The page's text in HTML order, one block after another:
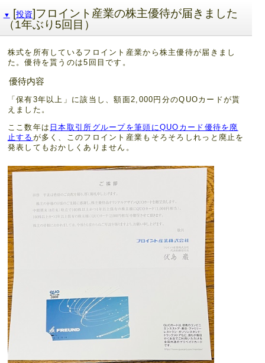
▼ [投資]フロイント産業の株主優待が届きました
（1年ぶり5回目）
株式を所有しているフロイント産業から株主優待が届きまし
た。優待を貰うのは5回目です。
優待内容
「保有3年以上」に該当し、額面2,000円分のQUOカードが貰
えました。
ここ数年は 日本取引所グループを筆頭にQUOカード優待を廃
止する が多く、このフロイント産業もそろそろしれっと廃止を
発表してもおかしくありません。